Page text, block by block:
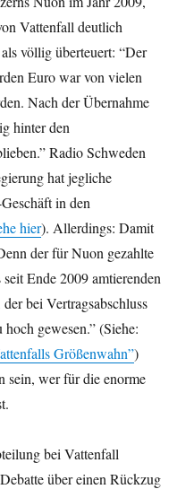
Vattenfall deutlich
völlig überteuert: “Der
Euro war von vielen
Nach der Übernahme
hinter den
Radio Schweden
hat jegliche
in den
hier). Allerdings: Damit
der für Nuon gezahlte
Ende 2009 amtierenden
bei Vertragsabschluss
gewesen.” (Siehe:
Größenwahn”)
sein, wer für die enorme
bei Vattenfall
über einen Rückzug